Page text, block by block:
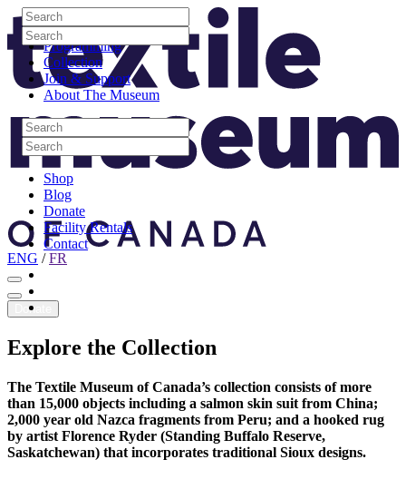
Skip to content
Visit
Programming
Collection
Join & Support
About The Museum
Search
Search
Search
Search
Shop
Blog
Donate
Facility Rentals
Contact
Youtube
Search
Search
Search
Search
Site Logo
ENG /FR
Donate
Explore the Collection
The Textile Museum of Canada’s collection consists of more
than 15,000 objects including a salmon skin suit from China;
2,000 year old Nazca fragments from Peru; and a hooked rug
by artist Florence Ryder (Standing Buffalo Reserve,
Saskatchewan) that incorporates traditional Sioux designs.